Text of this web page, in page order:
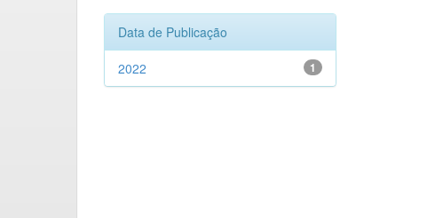
Data de Publicação
1
2022